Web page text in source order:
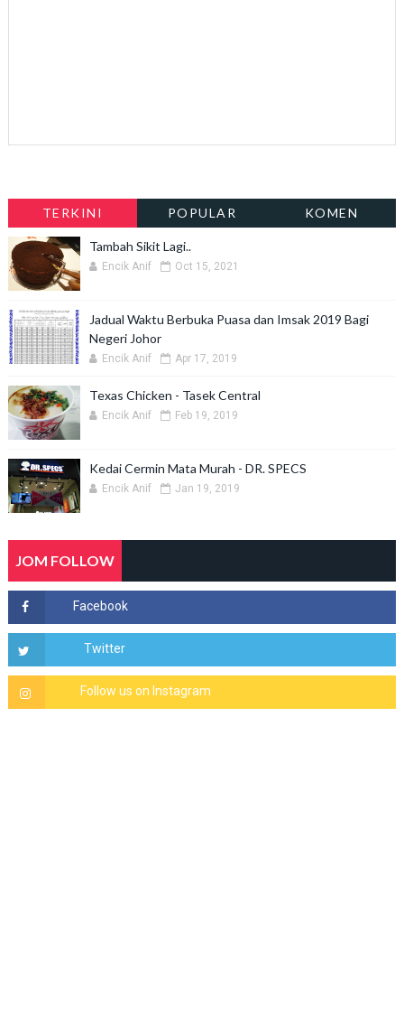
TERKINI POPULAR KOMEN
Tambah Sikit Lagi..
Encik Anif Oct 15, 2021
Jadual Waktu Berbuka Puasa dan Imsak 2019 Bagi
Negeri Johor
Encik Anif Apr 17, 2019
Texas Chicken - Tasek Central
Encik Anif Feb 19, 2019
Kedai Cermin Mata Murah - DR. SPECS
Encik Anif Jan 19, 2019
JOM FOLLOW